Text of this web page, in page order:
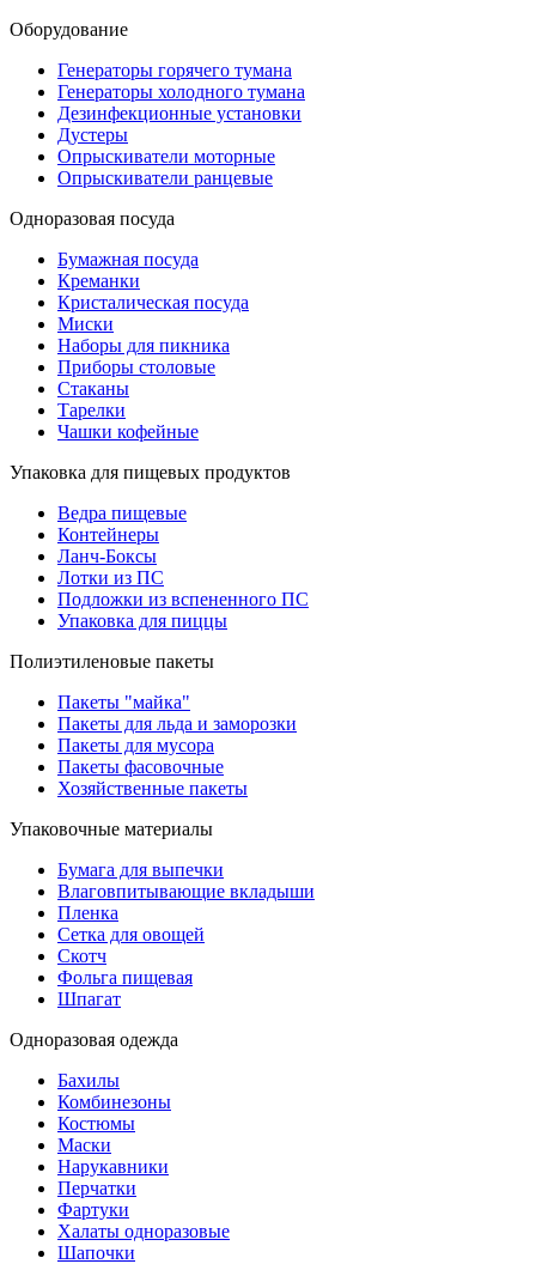
Оборудование
Генераторы горячего тумана
Генераторы холодного тумана
Дезинфекционные установки
Дустеры
Опрыскиватели моторные
Опрыскиватели ранцевые
Одноразовая посуда
Бумажная посуда
Креманки
Кристалическая посуда
Миски
Наборы для пикника
Приборы столовые
Стаканы
Тарелки
Чашки кофейные
Упаковка для пищевых продуктов
Ведра пищевые
Контейнеры
Ланч-Боксы
Лотки из ПС
Подложки из вспененного ПС
Упаковка для пиццы
Полиэтиленовые пакеты
Пакеты "майка"
Пакеты для льда и заморозки
Пакеты для мусора
Пакеты фасовочные
Хозяйственные пакеты
Упаковочные материалы
Бумага для выпечки
Влаговпитывающие вкладыши
Пленка
Сетка для овощей
Скотч
Фольга пищевая
Шпагат
Одноразовая одежда
Бахилы
Комбинезоны
Костюмы
Маски
Нарукавники
Перчатки
Фартуки
Халаты одноразовые
Шапочки